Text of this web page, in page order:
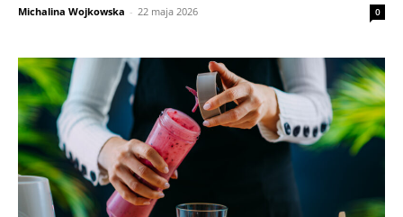
Michalina Wojkowska - 22 maja 2026 0